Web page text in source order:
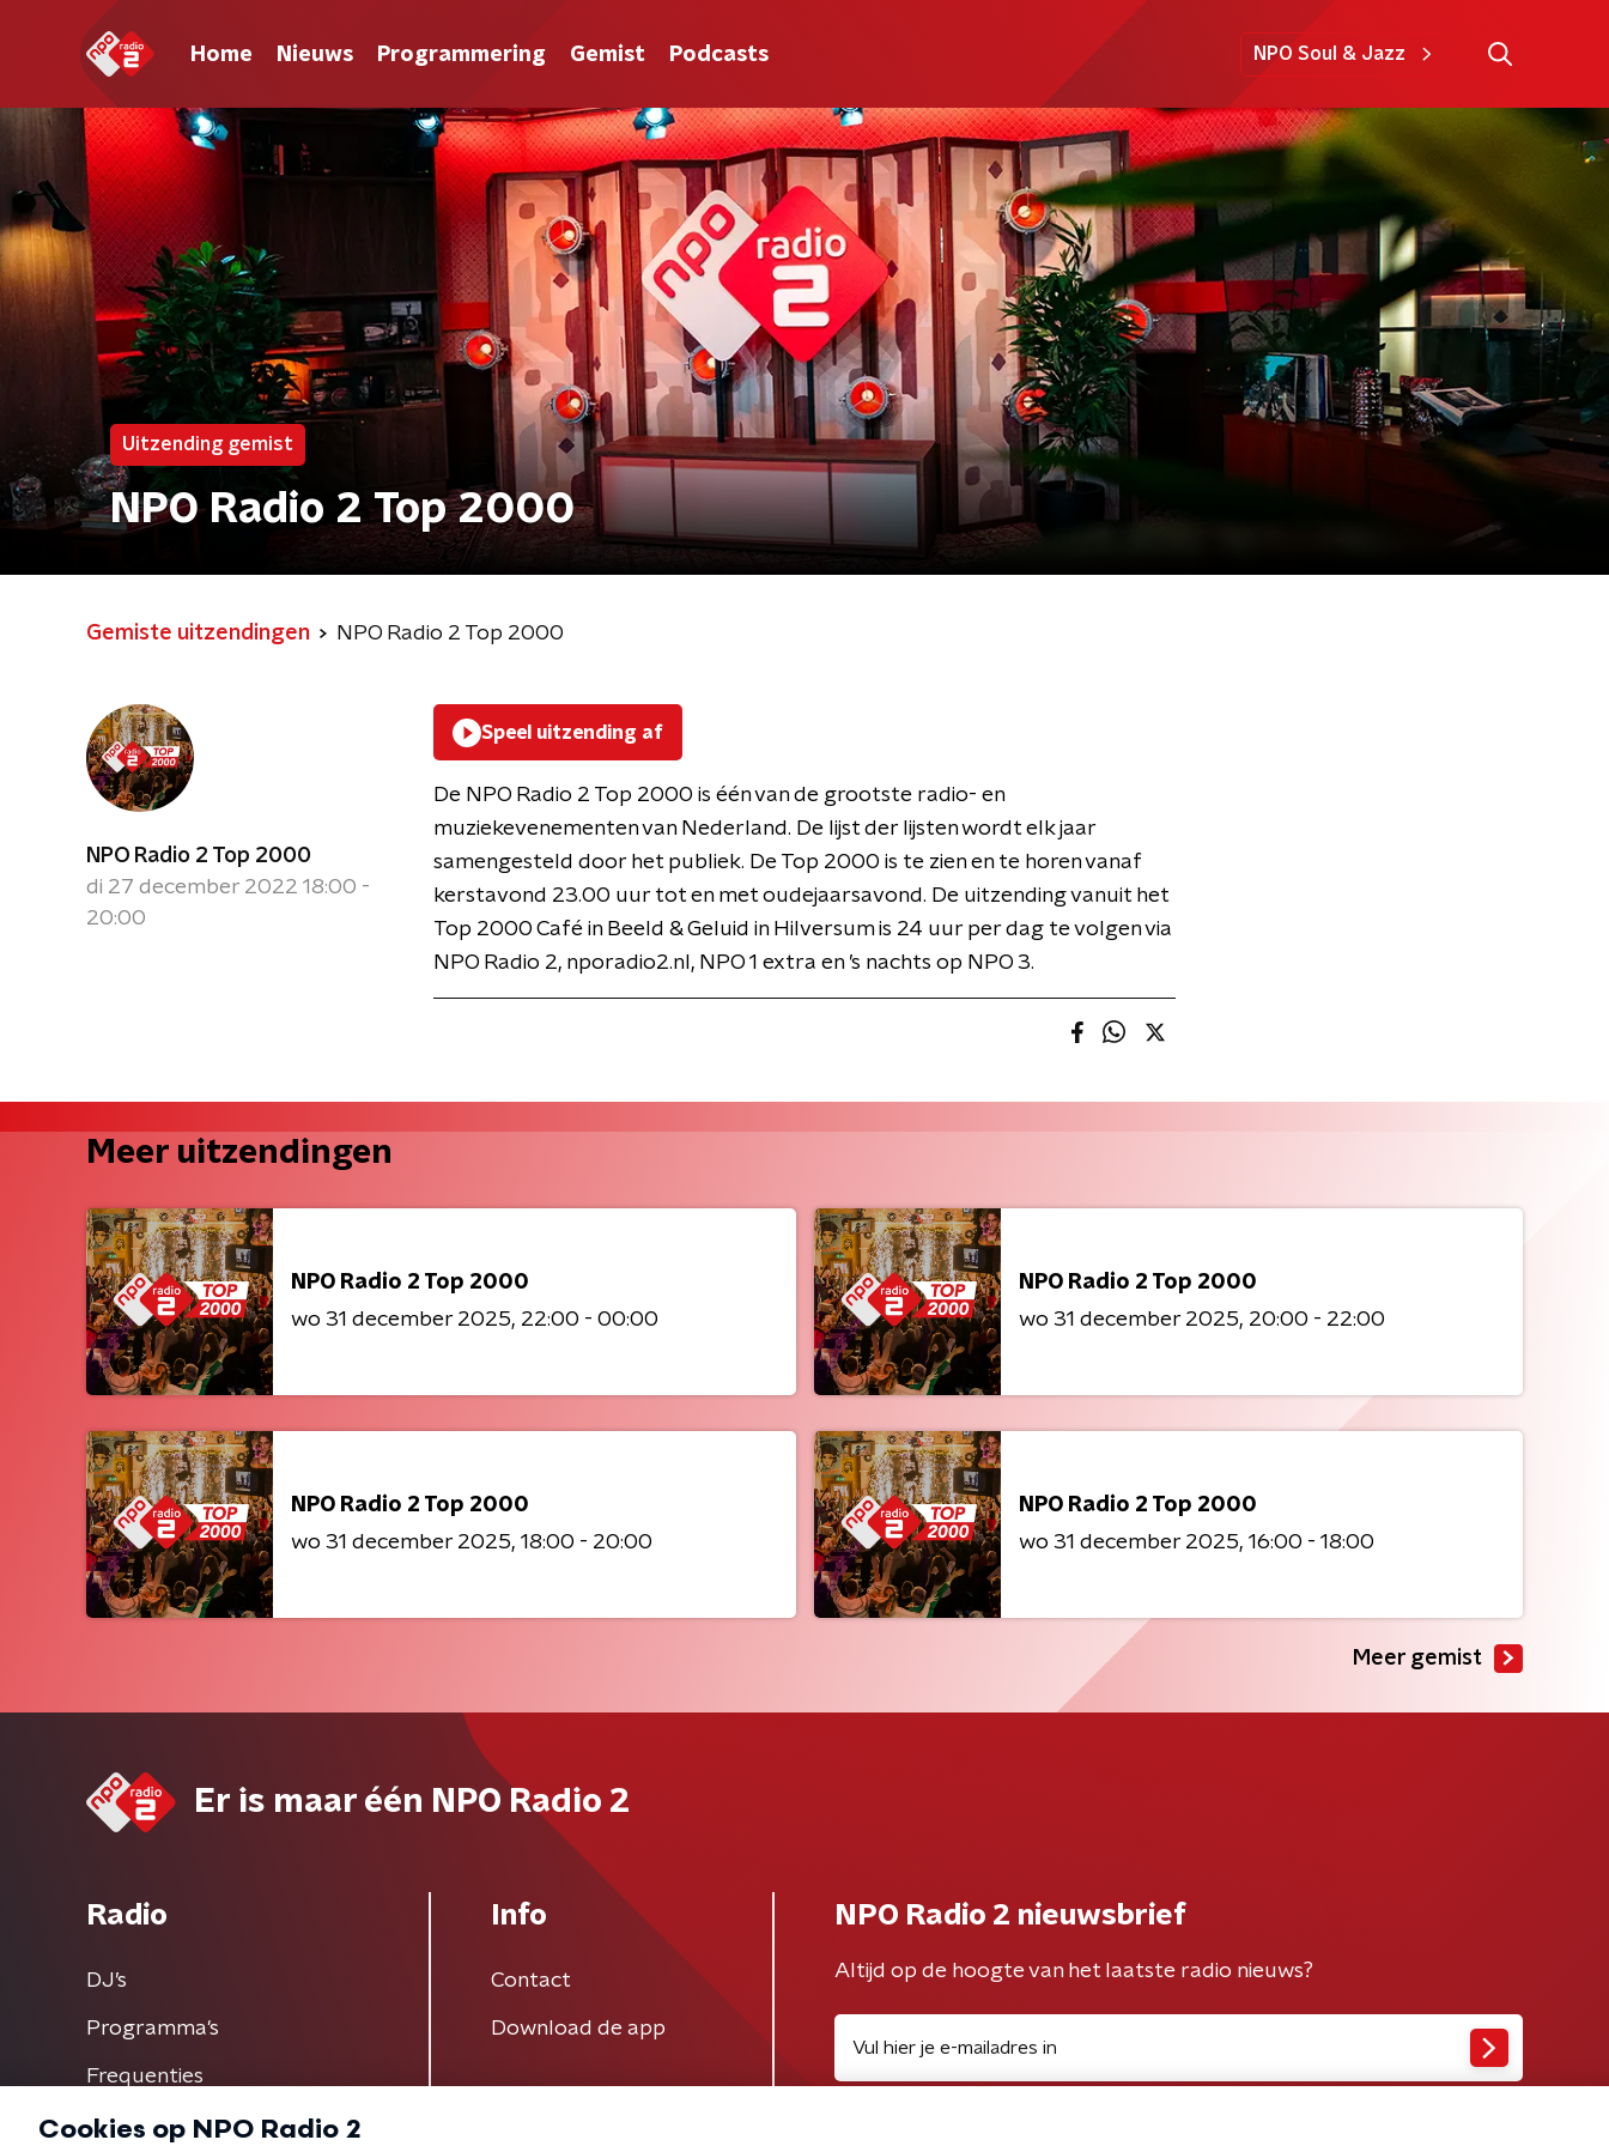
Home Nieuws Programmering Gemist Podcasts NPO Soul & Jazz
Uitzending gemist
NPO Radio 2 Top 2000
Gemiste uitzendingen NPO Radio 2 Top 2000
NPO Radio 2 Top 2000
di 27 december 2022 18:00 -
20:00
Speel uitzending af
De NPO Radio 2 Top 2000 is één van de grootste radio- en
muziekevenementen van Nederland. De lijst der lijsten wordt elk jaar
samengesteld door het publiek. De Top 2000 is te zien en te horen vanaf
kerstavond 23.00 uur tot en met oudejaarsavond. De uitzending vanuit het
Top 2000 Café in Beeld & Geluid in Hilversum is 24 uur per dag te volgen via
NPO Radio 2, nporadio2.nl, NPO 1 extra en ’s nachts op NPO 3.
Meer uitzendingen
NPO Radio 2 Top 2000
wo 31 december 2025 22:00 - 00:00
NPO Radio 2 Top 2000
wo 31 december 2025 20:00 - 22:00
NPO Radio 2 Top 2000
wo 31 december 2025 18:00 - 20:00
NPO Radio 2 Top 2000
wo 31 december 2025 16:00 - 18:00
Meer gemist
Er is maar één NPO Radio 2
Radio
DJ’s
Programma's
Frequenties
Info
Contact
Download de app
NPO Radio 2 nieuwsbrief
Altijd op de hoogte van het laatste radio nieuws?